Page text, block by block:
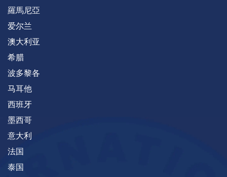
羅馬尼亞
爱尔兰
澳大利亚
希腊
波多黎各
马耳他
西班牙
墨西哥
意大利
法国
泰国